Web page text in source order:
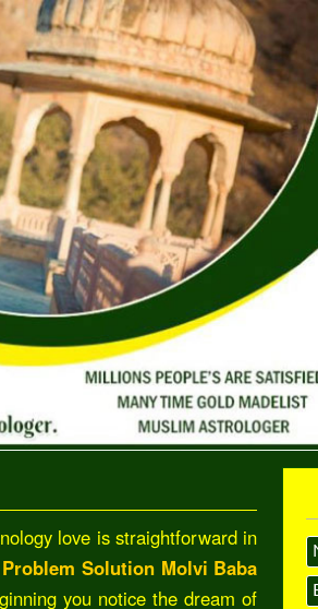
love is straightforward in
Solution Molvi Baba
you notice the dream of